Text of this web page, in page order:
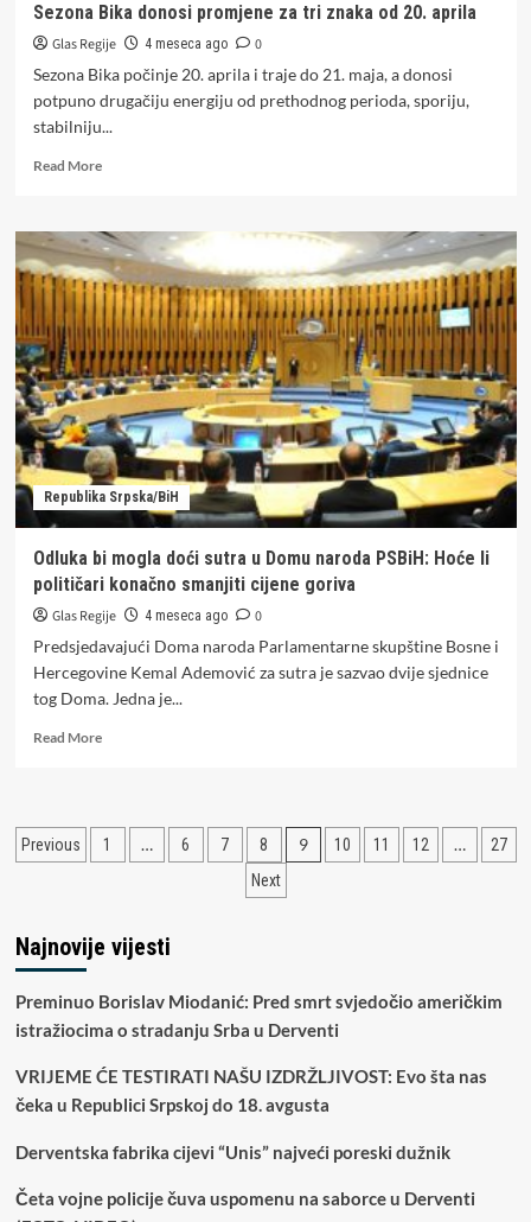
Sezona Bika donosi promjene za tri znaka od 20. aprila
Glas Regije 4 meseca ago
0
Sezona Bika počinje 20. aprila i traje do 21. maja, a donosi
potpuno drugačiju energiju od prethodnog perioda, sporiju,
stabilniju...
Read MoreRead
Sezona
Bika
donosi
promjene
za
tri
znaka
od
20.
aprila
Republika Srpska/BiH
Odluka bi mogla doći sutra u Domu naroda PSBiH: Hoće li
političari konačno smanjiti cijene goriva
Glas Regije 4 meseca ago
0
Predsjedavajući Doma naroda Parlamentarne skupštine Bosne i
Hercegovine Kemal Ademović za sutra je sazvao dvije sjednice
tog Doma. Jedna je...
Read MoreRead
bi
mogla
Domu
naroda
Hoće
li
konačno
smanjiti
cijene
Paginacija
Previous 1 … 6 7 8 9 10 11 12 …
27
Next
Najnovije vijesti
Preminuo Borislav Miodanić: Pred smrt svjedočio američkim
istražiocima o stradanju Srba u Derventi
VRIJEME ĆE TESTIRATI NAŠU IZDRŽLJIVOST: Evo šta nas
čeka u Republici Srpskoj do 18. avgusta
Derventska fabrika cijevi “Unis” najveći poreski dužnik
Četa vojne policije čuva uspomenu na saborce u Derventi